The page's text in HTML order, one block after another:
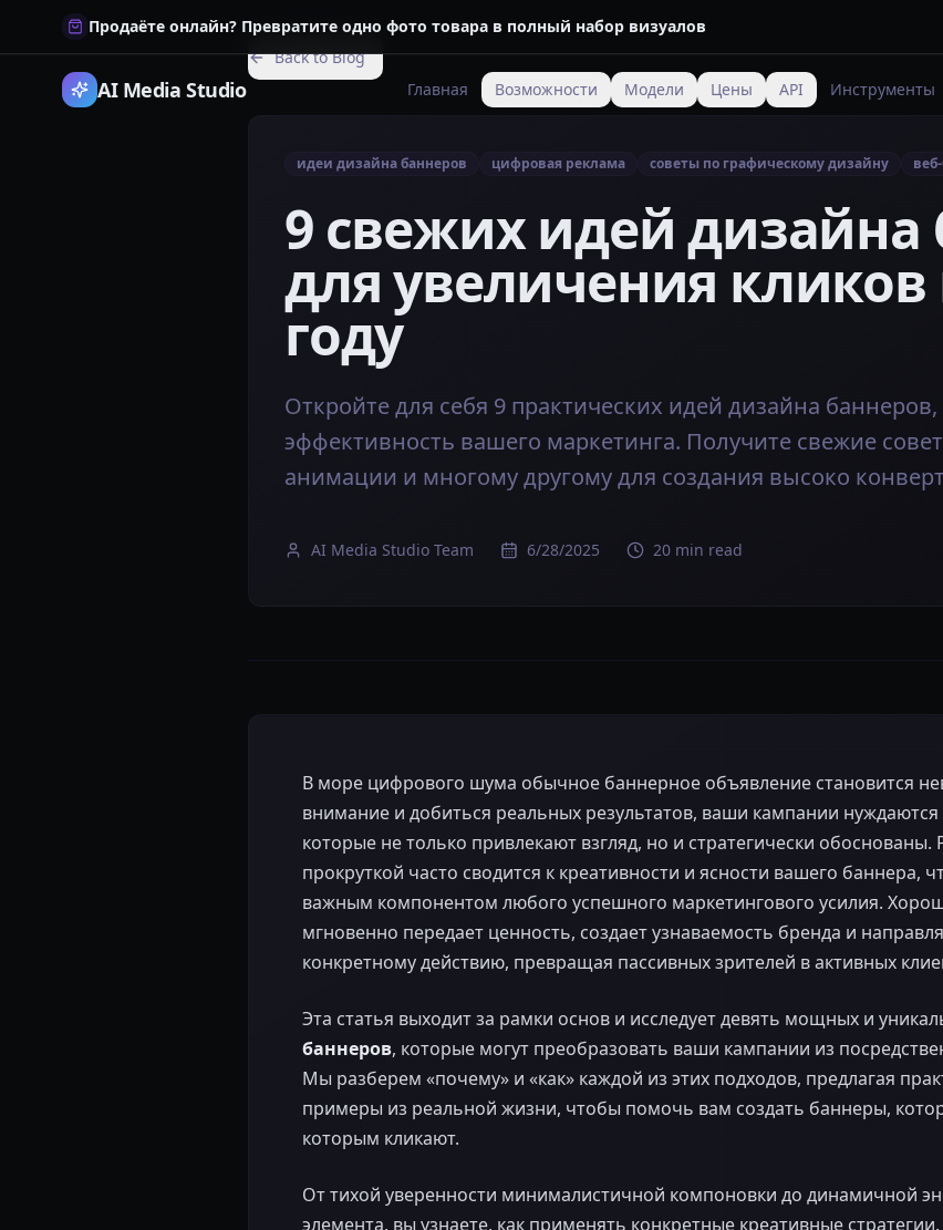
Продаёте онлайн? Превратите одно фото товара в полный набор визуалов
AI Media Studio Главная Возможности Модели Цены API Инструменты
Back to Blog
идеи дизайна баннеров цифровая реклама советы по графическому дизайну
9 свежих идей дизайна
для увеличения кликов
году
Откройте для себя 9 практических идей дизайна
эффективность вашего маркетинга. Получите свежие
анимации и многому другому для создания высоко
AI Media Studio Team 6/28/2025 20 min read
В море цифрового шума обычное баннерное объявление становится
внимание и добиться реальных результатов, ваши кампании нуждаются
которые не только привлекают взгляд, но и стратегически
прокруткой часто сводится к креативности и ясности вашего баннера,
важным компонентом любого успешного маркетингового усилия.
мгновенно передает ценность, создает узнаваемость бренда и
конкретному действию, превращая пассивных зрителей в активных
Эта статья выходит за рамки основ и исследует девять мощных и
баннеров, которые могут преобразовать ваши кампании из
Мы разберем «почему» и «как» каждой из этих подходов, предлагая
примеры из реальной жизни, чтобы помочь вам создать баннеры,
которым кликают.
От тихой уверенности минималистичной компоновки до динамичной
элемента, вы узнаете, как применять конкретные креативные